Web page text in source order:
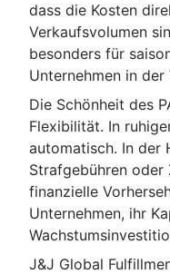
dass die Kosten
Verkaufsvolumen
besonders für
Unternehmen in der
Die Schönheit des
Flexibilität. In
automatisch. In der
Strafgebühren oder
finanzielle
Unternehmen, ihr
J&J Global